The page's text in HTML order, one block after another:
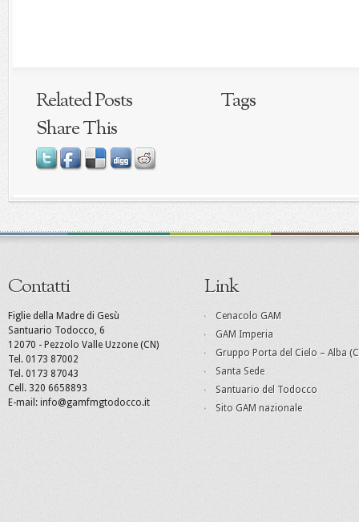
Related Posts
Tags
Share This
Contatti
Figlie della Madre di Gesù
Santuario Todocco, 6
12070 - Pezzolo Valle Uzzone (CN)
Tel. 0173 87002
Tel. 0173 87043
Cell. 320 6658893
E-mail: info@gamfmgtodocco.it
Link
Cenacolo GAM
GAM Imperia
Gruppo Porta del Cielo – Alba
Santa Sede
Santuario del Todocco
Sito GAM nazionale